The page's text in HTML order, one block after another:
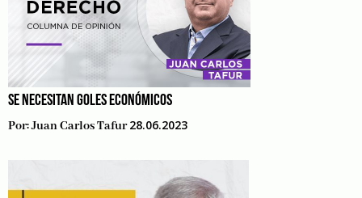
SE NECESITAN GOLES ECONÓMICOS
Por:Juan Carlos Tafur 28.06.2023